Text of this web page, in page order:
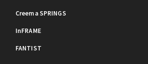
Creema SPRINGS
InFRAME
FANTIST